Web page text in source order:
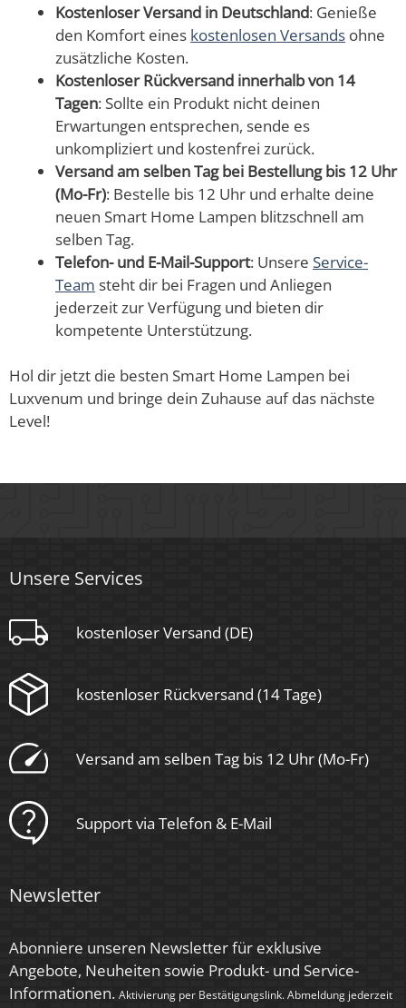
Kostenloser Versand in Deutschland: Genieße
den Komfort eines kostenlosen Versands ohne
zusätzliche Kosten.
Kostenloser Rückversand innerhalb von 14
Tagen: Sollte ein Produkt nicht deinen
Erwartungen entsprechen, sende es
unkompliziert und kostenfrei zurück.
Versand am selben Tag bei Bestellung bis 12 Uhr
(Mo-Fr): Bestelle bis 12 Uhr und erhalte deine
neuen Smart Home Lampen blitzschnell am
selben Tag.
Telefon- und E-Mail-Support: Unsere Service-
Team steht dir bei Fragen und Anliegen
jederzeit zur Verfügung und bieten dir
kompetente Unterstützung.
Hol dir jetzt die besten Smart Home Lampen bei
Luxvenum und bringe dein Zuhause auf das nächste
Level!
Unsere Services
kostenloser Versand (DE)
kostenloser Rückversand (14 Tage)
Versand am selben Tag bis 12 Uhr (Mo-Fr)
Support via Telefon & E-Mail
Newsletter
Abonniere unseren Newsletter für exklusive
Angebote, Neuheiten sowie Produkt- und Service-
Informationen. Aktivierung per Bestätigungslink. Abmeldung jederzeit